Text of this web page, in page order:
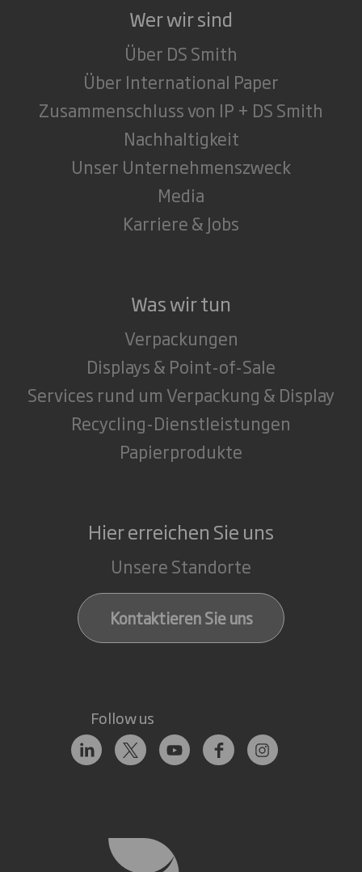
Wer wir sind
Über DS Smith
Über International Paper
Zusammenschluss von IP + DS Smith
Nachhaltigkeit
Unser Unternehmenszweck
Media
Karriere & Jobs
Was wir tun
Verpackungen
Displays & Point-of-Sale
Services rund um Verpackung & Display
Recycling-Dienstleistungen
Papierprodukte
Hier erreichen Sie uns
Unsere Standorte
Kontaktieren Sie uns
Follow us